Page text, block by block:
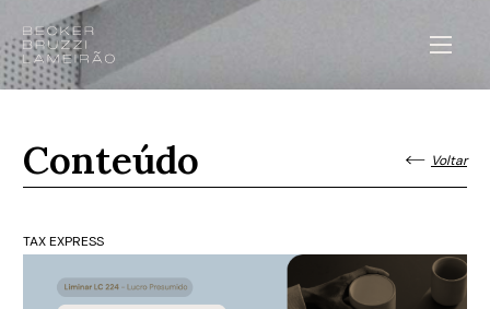
Conteúdo Voltar
TAX EXPRESS